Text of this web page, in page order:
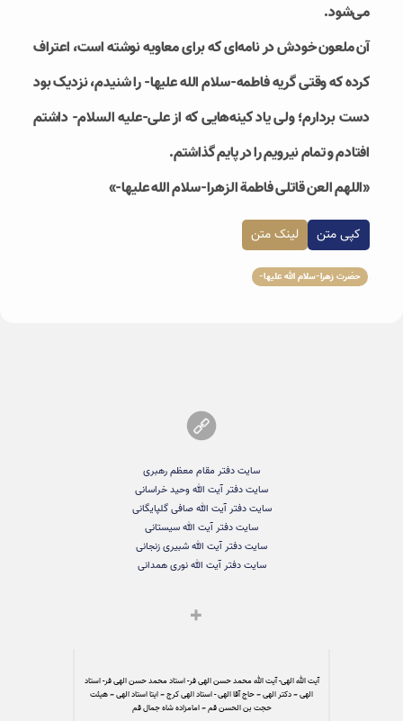
می‌شود.
آن ملعون خودش در نامه‌ای که برای معاویه نوشته است، اعتراف
کرده که وقتی گریه فاطمه-سلام الله علیها- را شنیدم، نزدیک بود
دست بردارم؛ ولی یاد کینه‌هایی که از علی-علیه السلام- داشتم
افتادم ‌و تمام نیرویم را در پایم گذاشتم.
«اللهم العن قاتلی فاطمة الزهرا‌-سلام الله علیها-»
کپی متن لینک متن
حضرت زهرا-سلام الله علیها-
سایت دفتر مقام معظم رهبری
سایت دفتر آیت الله وحید خراسانی
سایت دفتر آیت الله صافی گلپایگانی
سایت دفتر آیت الله سیستانی
سایت دفتر آیت الله شبیری زنجانی
سایت دفتر آیت الله نوری همدانی
آیت الله الهی- آیت الله محمد حسن الهی فر- استاد محمد حسن الهی فر- استاد
الهی – دکتر الهی – حاج آقا الهی - استاد الهی کرج – ایتا استاد الهی – هیئت
حجت بن الحسن قم – امامزاده شاه جمال قم